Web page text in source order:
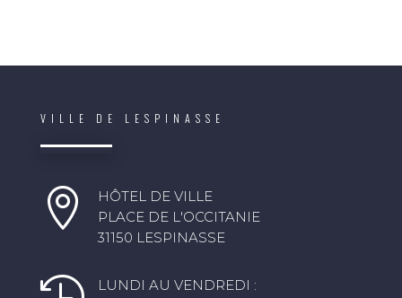
VILLE DE LESPINASSE

HÔTEL DE VILLE
PLACE DE L'OCCITANIE
31150 LESPINASSE
LUNDI AU VENDREDI :